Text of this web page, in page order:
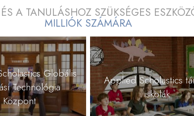
A TANULÁSHOZ SZÜKSÉGES
MILLIÓK SZÁMÁRA
Globális
Technológia
Központ
Applied Scholastics
iskolák